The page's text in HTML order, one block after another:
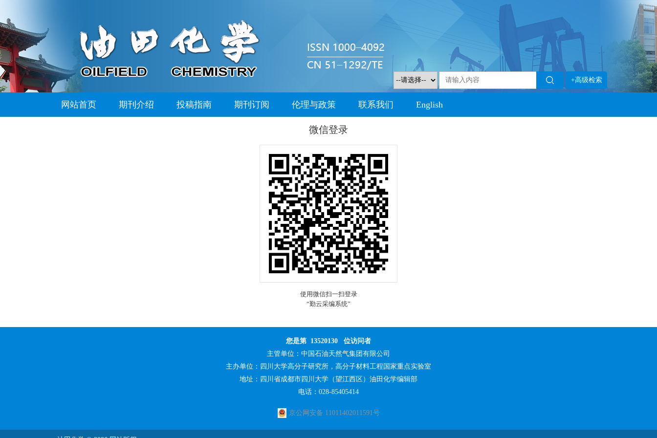
+高级检索
网站首页 期刊介绍 投稿指南 期刊订阅 伦理与政策 联系我们 English
您是第 13520130 位访问者
主管单位： 中国石油天然气集团有限公司
主办单位： 四川大学高分子研究所，高分子材料工程国家重点实验室
地址：四川省成都市四川大学（望江西区）油田化学编辑部
电话：028-85405414
京公网安备 11011402011591号